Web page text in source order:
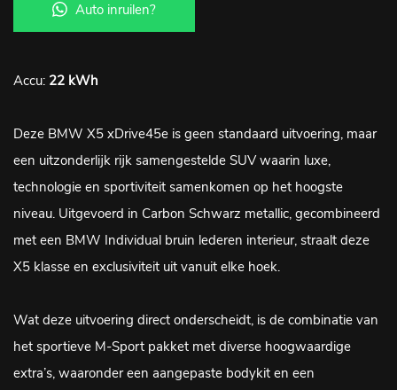
Auto inruilen?
Accu: 22 kWh
Deze BMW X5 xDrive45e is geen standaard uitvoering, maar
een uitzonderlijk rijk samengestelde SUV waarin luxe,
technologie en sportiviteit samenkomen op het hoogste
niveau. Uitgevoerd in Carbon Schwarz metallic, gecombineerd
met een BMW Individual bruin lederen interieur, straalt deze
X5 klasse en exclusiviteit uit vanuit elke hoek.
Wat deze uitvoering direct onderscheidt, is de combinatie van
het sportieve M-Sport pakket met diverse hoogwaardige
extra’s, waaronder een aangepaste bodykit en een